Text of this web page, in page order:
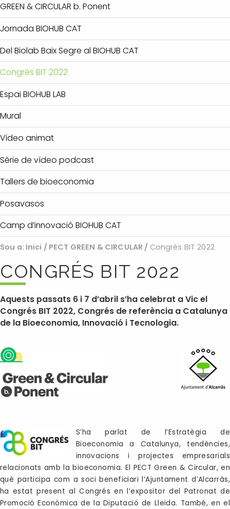
GREEN & CIRCULAR b. Ponent
Jornada BIOHUB CAT
Del Biolab Baix Segre al BIOHUB CAT
Congrés BIT 2022
Espai BIOHUB LAB
Mural
Vídeo animat
Sèrie de vídeo podcast
Tallers de bioeconomia
Posavasos
Camp d’innovació BIOHUB CAT
Sou a: Inici / PECT GREEN & CIRCULAR / Congrés BIT 2022
CONGRÉS BIT 2022
Aquests passats 6 i 7 d’abril s’ha celebrat a Vic el
Congrés BIT 2022, Congrés de referència a Catalunya
de la Bioeconomia, Innovació i Tecnologia.
S’ha parlat de l’Estratègia de
Bioeconomia a Catalunya, tendències,
innovacions i projectes empresarials
relacionats amb la bioeconomia. El PECT Green & Circular, en
què participa com a soci beneficiari l’Ajuntament d’Alcarràs,
ha estat present al Congrés en l’expositor del Patronat de
Promoció Econòmica de la Diputació de Lleida. També, en el